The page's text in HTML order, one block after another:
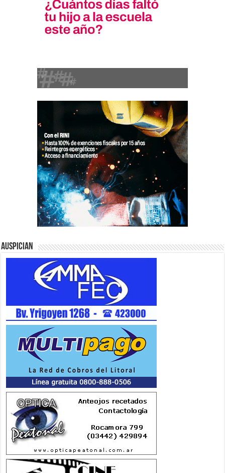
Auspician